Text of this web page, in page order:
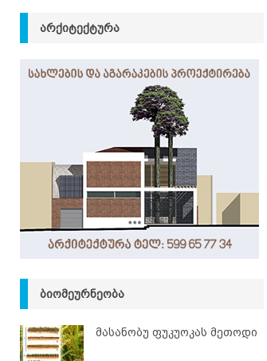
ᲐᲠᲥᲘᲢᲔᲥᲢᲣᲠᲐ
ᲑᲘᲝᲛᲔᲣᲠᲜᲔᲝᲑᲐ
მასანობუ ფუკუოკას მეთოდი